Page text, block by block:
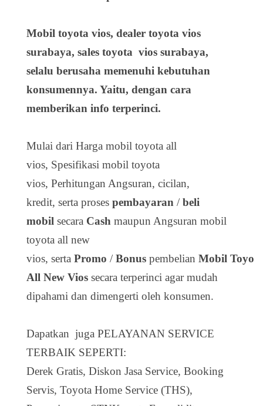
Mobil toyota vios, dealer toyota vios
surabaya, sales toyota vios surabaya,
selalu berusaha memenuhi kebutuhan
konsumennya. Yaitu, dengan cara
memberikan info terperinci.
Mulai dari Harga mobil toyota all
vios, Spesifikasi mobil toyota
vios, Perhitungan Angsuran, cicilan,
kredit, serta proses pembayaran / beli
mobil secara Cash maupun Angsuran mobil
toyota all new
vios, serta Promo / Bonus pembelian Mobil Toyota
All New Vios secara terperinci agar mudah
dipahami dan dimengerti oleh konsumen.
Dapatkan juga PELAYANAN SERVICE
TERBAIK SEPERTI:
Derek Gratis, Diskon Jasa Service, Booking
Servis, Toyota Home Service (THS),